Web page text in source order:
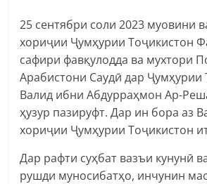
25 сентябри соли 2023 муовини
хориҷии Ҷумҳурии Тоҷикистон
сафири фавқулодда ва мухтори
Арабистони Саудӣ дар Ҷумҳурии
Валид ибни Абдурраҳмон Ар-
ҳузур пазируфт. Дар ин бора аз
хориҷии Ҷумҳурии Тоҷикистон
Дар рафти суҳбат вазъи кунунӣ
рушди муносибатҳо, инчунин